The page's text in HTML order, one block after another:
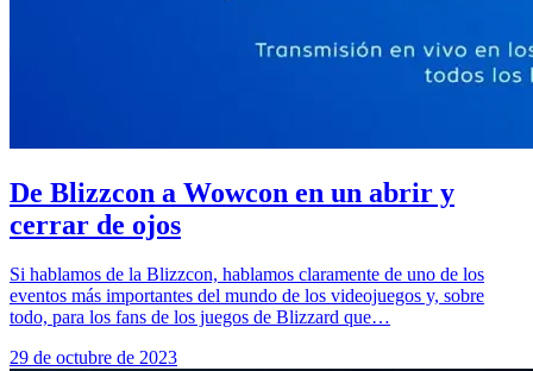
De Blizzcon a Wowcon en un abrir y
cerrar de ojos
Si hablamos de la Blizzcon, hablamos claramente de uno de los
eventos más importantes del mundo de los videojuegos y, sobre
todo, para los fans de los juegos de Blizzard que…
29 de octubre de 2023